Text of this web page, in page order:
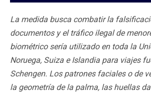
La medida busca combatir la
documentos y el tráfico ilegal de
biométrico sería utilizado en toda la
Noruega, Suiza e Islandia para viajes
Schengen. Los patrones faciales o de
la geometría de la palma, las huellas